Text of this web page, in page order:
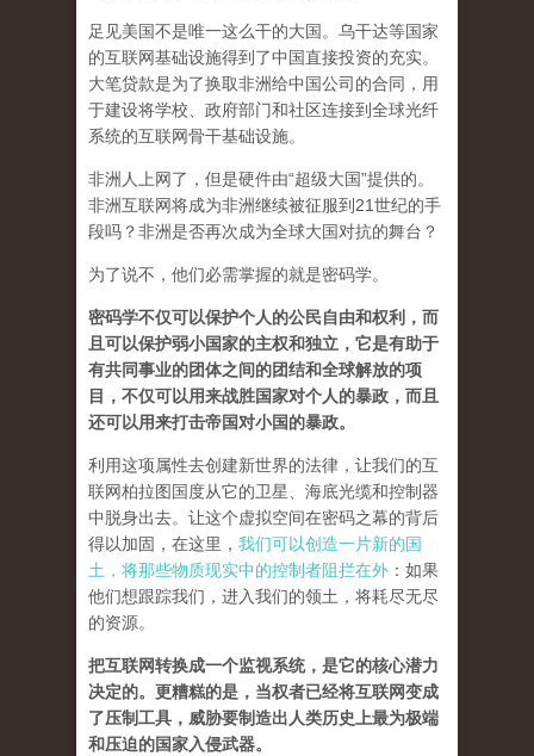
足见美国不是唯一这么干的大国。乌干达等国家
的互联网基础设施得到了中国直接投资的充实。
大笔贷款是为了换取非洲给中国公司的合同，用
于建设将学校、政府部门和社区连接到全球光纤
系统的互联网骨干基础设施。
非洲人上网了，但是硬件由“超级大国”提供的。
非洲互联网将成为非洲继续被征服到21世纪的手
段吗？非洲是否再次成为全球大国对抗的舞台？
为了说不，他们必需掌握的就是密码学。
密码学不仅可以保护个人的公民自由和权利，而
且可以保护弱小国家的主权和独立，它是有助于
有共同事业的团体之间的团结和全球解放的项
目，不仅可以用来战胜国家对个人的暴政，而且
还可以用来打击帝国对小国的暴政。
利用这项属性去创建新世界的法律，让我们的互
联网柏拉图国度从它的卫星、海底光缆和控制器
中脱身出去。让这个虚拟空间在密码之幕的背后
得以加固，在这里， 我们可以创造一片新的国
土，将那些物质现实中的控制者阻拦在外 ：如果
他们想跟踪我们，进入我们的领土，将耗尽无尽
的资源。
把互联网转换成一个监视系统，是它的核心潜力
决定的。更糟糕的是，当权者已经将互联网变成
了压制工具，威胁要制造出人类历史上最为极端
和压迫的国家入侵武器。